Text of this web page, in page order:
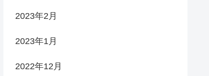
2023年2月
2023年1月
2022年12月